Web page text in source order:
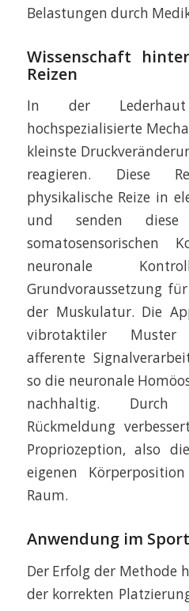
Belastungen durch
Wissenschaft
Reizen
In der
hochspezialisierte
kleinste
reagieren. Diese
physikalische Reize in
und senden
somatosensorischen
neuronale
Grundvoraussetzung
der Muskulatur. Die
vibrotaktiler
afferente
so die neuronale
nachhaltig. Durch
Rückmeldung
Propriozeption, also
eigenen
Raum.
Anwendung im
Der Erfolg der Methode
der korrekten